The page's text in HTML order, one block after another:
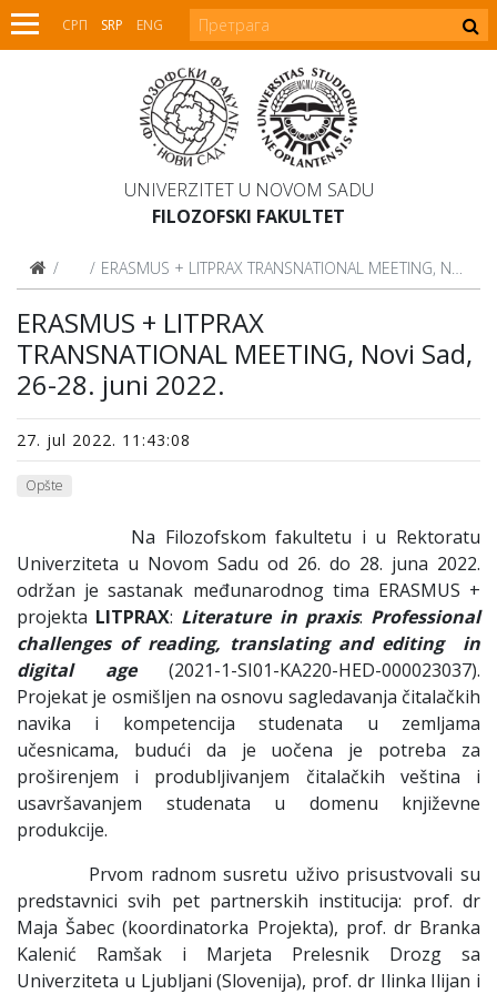
СРП SRP ENG
UNIVERZITET U NOVOM SADU
FILOZOFSKI FAKULTET
Vesti ERASMUS + LITPRAX TRANSNATIONAL MEETING, Novi Sad, 26-28. juni 2022.
ERASMUS + LITPRAX
TRANSNATIONAL MEETING, Novi Sad,
26-28. juni 2022.
27. jul 2022. 11:43:08
Opšte
Na Filozofskom fakultetu i u Rektoratu
Univerziteta u Novom Sadu od 26. do 28. juna 2022.
održan je sastanak međunarodnog tima ERASMUS +
projekta LITPRAX: Literature in praxis: Professional
challenges of reading, translating and editing
in
digital
age(2021-1-SI01-KA220-HED-000023037).
Projekat je osmišljen na osnovu sagledavanja čitalačkih
navika i kompetencija studenata u zemljama
učesnicama, budući da je uočena je potreba za
proširenjem i produbljivanjem čitalačkih veština i
usavršavanjem studenata u domenu književne
produkcije.
Prvom radnom susretu uživo prisustvovali su
predstavnici svih pet partnerskih institucija: prof. dr
Maja Šabec (koordinatorka Projekta), prof. dr Branka
Kalenić Ramšak i Marjeta Prelesnik Drozg sa
Univerziteta u Ljubljani (Slovenija), prof. dr Ilinka Ilijan i